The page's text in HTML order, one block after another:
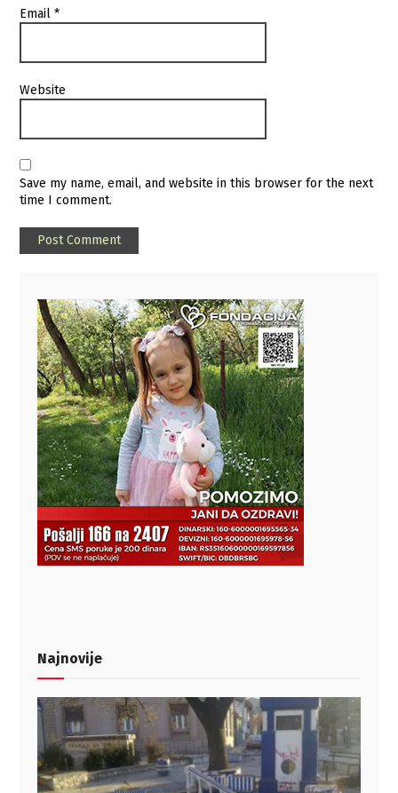
Email*
Website
Save my name, email, and website in this browser for the next
time I comment.
Najnovije